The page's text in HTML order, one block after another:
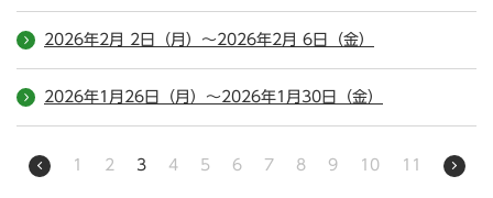
2026年2月 2日（月）～2026年2月 6日（金）
2026年1月26日（月）～2026年1月30日（金）
1 2 3 4 5 6 7 8 9 10 11